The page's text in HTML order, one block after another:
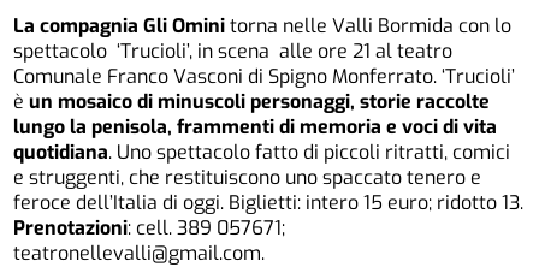
La compagnia Gli Ominitorna nelle Valli Bormida con lo
spettacolo ‘Trucioli’, in scena alle ore 21 al teatro
Comunale Franco Vasconi di Spigno Monferrato. ‘Trucioli’
èun mosaico di minuscoli personaggi, storie raccolte
lungo la penisola, frammenti di memoria e voci di vita
quotidiana. Uno spettacolo fatto di piccoli ritratti, comici
e struggenti, che restituiscono uno spaccato tenero e
feroce dell’Italia di oggi. Biglietti: intero 15 euro; ridotto 13.
Prenotazioni: cell. 389 057671;
teatronellevalli@gmail.com.